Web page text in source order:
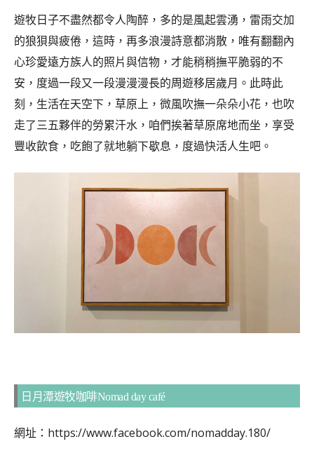
遊牧日子不盡然都令人陶醉，多的是風起雲湧，雷雨交加
的狼狽與疲倦，這時，再多浪漫詩意都消散，唯有翻翻內
心珍愛遠方族人的照片與信物，才能稍稍撫平脆弱的不
安，度過一段又一段漫漫漫長的周遊移居歲月。此時此
刻，生活在天空下，草原上，微風吹撫一朵朵小花，也吹
走了三五夥伴的勞累汗水，咱們挨著草原席地而坐，享受
豐收飲食，吃飽了就地躺下歇息，度過快活人生吧。
日月潭遊牧咖啡Nomad day café
網址：https://www.facebook.com/nomadday.180/